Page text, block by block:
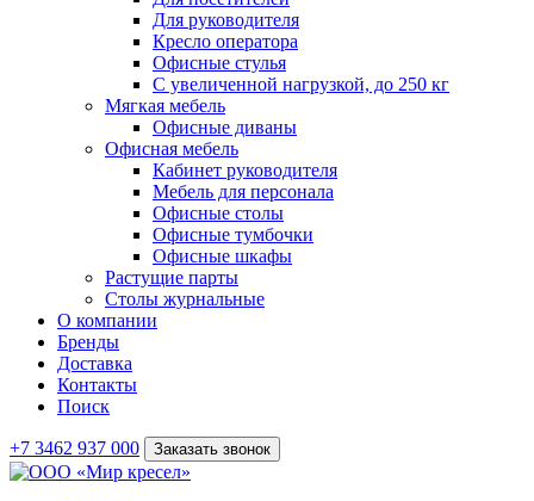
Для руководителя
Кресло оператора
Офисные стулья
С увеличенной нагрузкой, до 250 кг
Мягкая мебель
Офисные диваны
Офисная мебель
Кабинет руководителя
Мебель для персонала
Офисные столы
Офисные тумбочки
Офисные шкафы
Растущие парты
Столы журнальные
О компании
Бренды
Доставка
Контакты
Поиск
+7 3462 937 000 Заказать звонок